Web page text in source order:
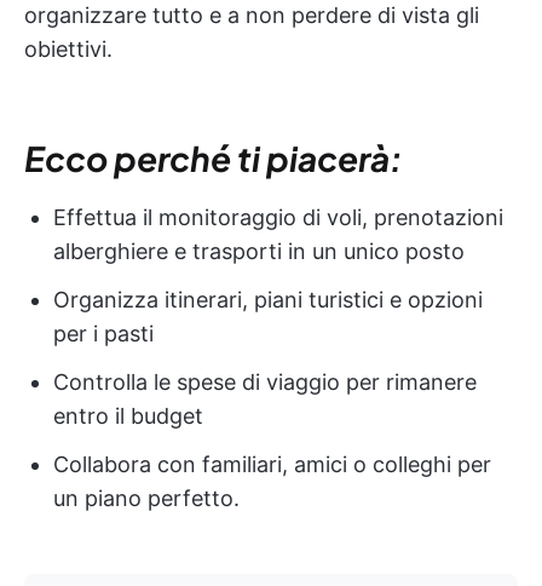
organizzare tutto e a non perdere di vista gli
obiettivi.
Ecco perché ti piacerà:
Effettua il monitoraggio di voli, prenotazioni
alberghiere e trasporti in un unico posto
Organizza itinerari, piani turistici e opzioni
per i pasti
Controlla le spese di viaggio per rimanere
entro il budget
Collabora con familiari, amici o colleghi per
un piano perfetto.